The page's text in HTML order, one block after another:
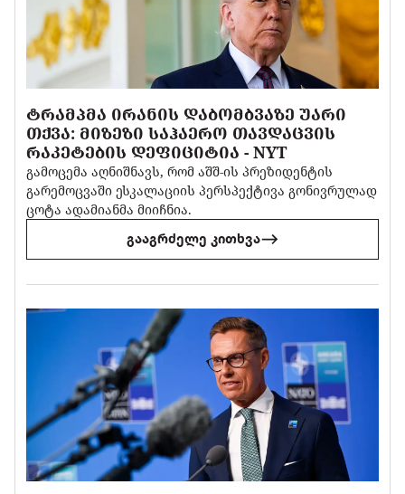
ᲢᲠᲐᲛᲞᲛᲐ ᲘᲠᲐᲜᲘᲡ ᲓᲐᲑᲝᲛᲑᲕᲐᲖᲔ ᲣᲐᲠᲘ
ᲗᲥᲕᲐ: ᲛᲘᲖᲔᲖᲘ ᲡᲐᲰᲐᲔᲠᲝ ᲗᲐᲕᲓᲐᲪᲕᲘᲡ
ᲠᲐᲙᲔᲢᲔᲑᲘᲡ ᲓᲔᲤᲘᲪᲘᲢᲘᲐ - NYT
გამოცემა აღნიშნავს, რომ აშშ-ის პრეზიდენტის
გარემოცვაში ესკალაციის პერსპექტივა გონივრულად
ცოტა ადამიანმა მიიჩნია.
გააგრძელე კითხვა